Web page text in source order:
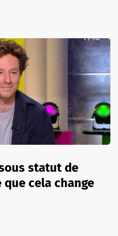
statut de
cela change